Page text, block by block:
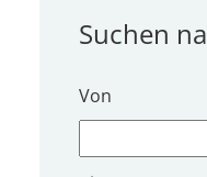
Von
Suchen